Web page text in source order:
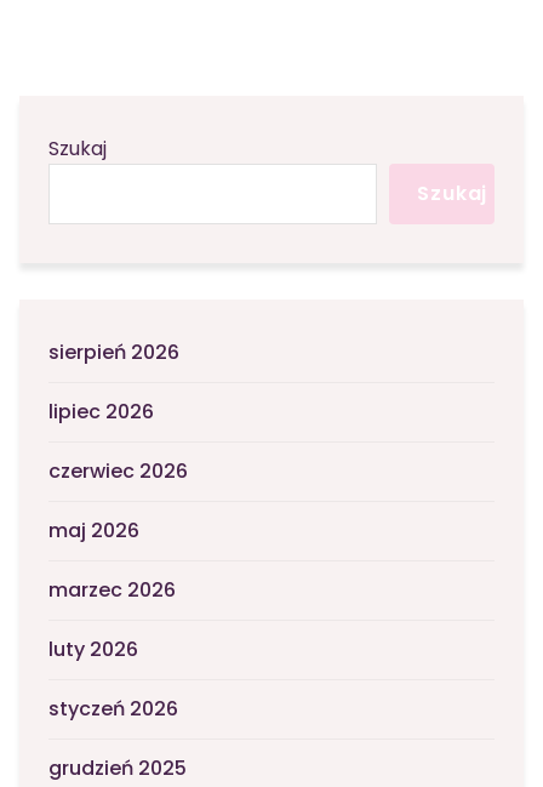
Szukaj
Szukaj
sierpień 2026
lipiec 2026
czerwiec 2026
maj 2026
marzec 2026
luty 2026
styczeń 2026
grudzień 2025